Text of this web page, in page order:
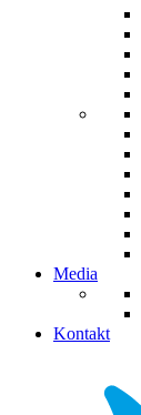
Media
Kontakt